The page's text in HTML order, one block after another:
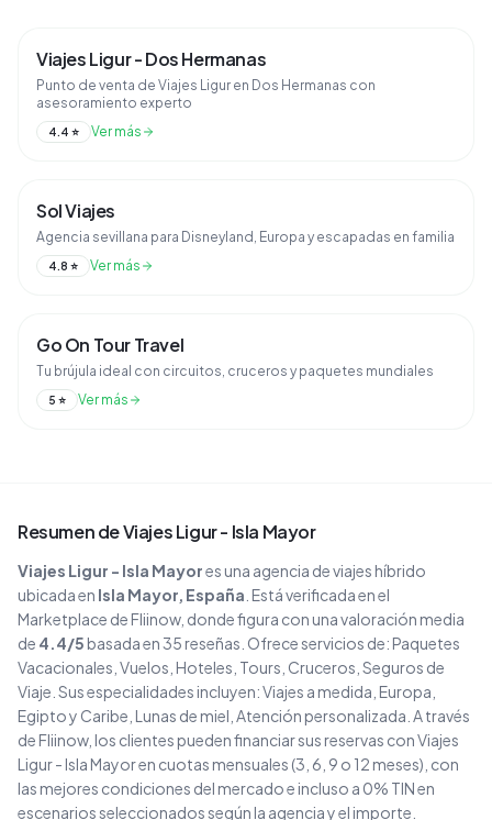
Viajes Ligur - Dos Hermanas
Punto de venta de Viajes Ligur en Dos Hermanas con
asesoramiento experto
4.4 ⭐ Ver más
Sol Viajes
Agencia sevillana para Disneyland, Europa y escapadas en familia
4.8 ⭐ Ver más
Go On Tour Travel
Tu brújula ideal con circuitos, cruceros y paquetes mundiales
5 ⭐ Ver más
Resumen deViajes Ligur - Isla Mayor
Viajes Ligur - Isla Mayores una agencia de viajeshíbrido
ubicada en Isla Mayor, España . Está verificada en el
Marketplace de Fliinow, donde figura con una valoración media
de 4.4/5basada en35reseñas . Ofrece servicios de:Paquetes
Vacacionales, Vuelos, Hoteles, Tours, Cruceros, Seguros de
Viaje Sus especialidades incluyen:Viajes a medida, Europa,
Egipto y Caribe, Lunas de miel, Atención personalizada A través
de Fliinow, los clientes pueden financiar sus reservas conViajes
Ligur - Isla Mayoren cuotas mensuales (3, 6, 9 o 12 meses), con
las mejores condiciones del mercado e incluso a 0% TIN en
escenarios seleccionados según la agencia y el importe.